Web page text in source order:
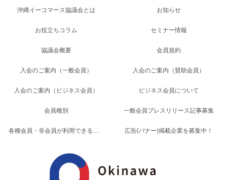
沖縄イーコマース協議会とは お知らせ
お役立ちコラム セミナー情報
協議会概要 会員規約
入会のご案内（一般会員） 入会のご案内（賛助会員）
入会のご案内（ビジネス会員） ビジネス会員について
会員種別 一般会員プレスリリース記事募集
各種会員・非会員が利用できるサービス一覧 広告(バナー)掲載企業を募集中！